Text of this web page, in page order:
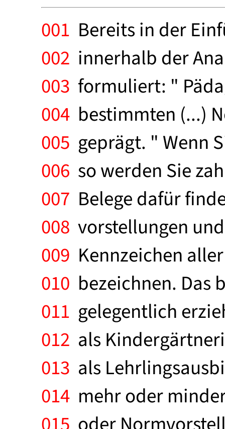
001 Bereits in der
002 innerhalb der
003 formuliert: "
004 bestimmten (...)
005 geprägt. " Wenn
006 so werden Sie
007 Belege dafür
008 vorstellungen
009 Kennzeichen
010 bezeichnen. Das
011 gelegentlich
012 als
013 als
014 mehr oder